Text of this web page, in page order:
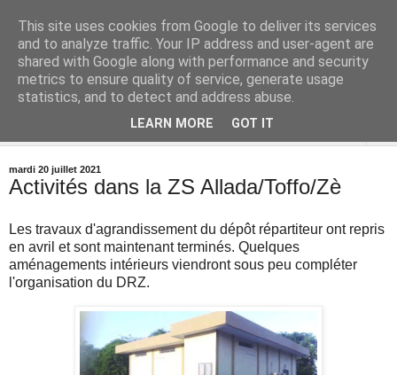
mardi 20 juillet 2021
Activités dans la ZS Allada/Toffo/Zè
Les travaux d'agrandissement du dépôt répartiteur ont repris
en avril et sont maintenant terminés. Quelques
aménagements intérieurs viendront sous peu compléter
l'organisation du DRZ.
This site uses cookies from Google to deliver its services
and to analyze traffic. Your IP address and user-agent are
shared with Google along with performance and security
metrics to ensure quality of service, generate usage
statistics, and to detect and address abuse.
LEARN MORE GOT IT